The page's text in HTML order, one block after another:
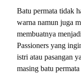
Batu permata tidak
warna namun juga
membuatnya
Passioners yang
istri atau pasangan
masing batu